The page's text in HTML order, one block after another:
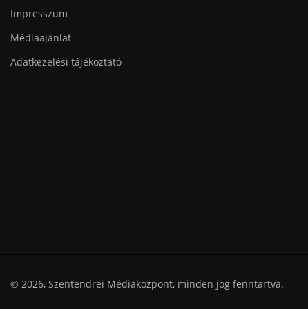
Impresszum
Médiaajánlat
Adatkezelési tájékoztató
© 2026, Szentendrei Médiaközpont, minden jog fenntartva.